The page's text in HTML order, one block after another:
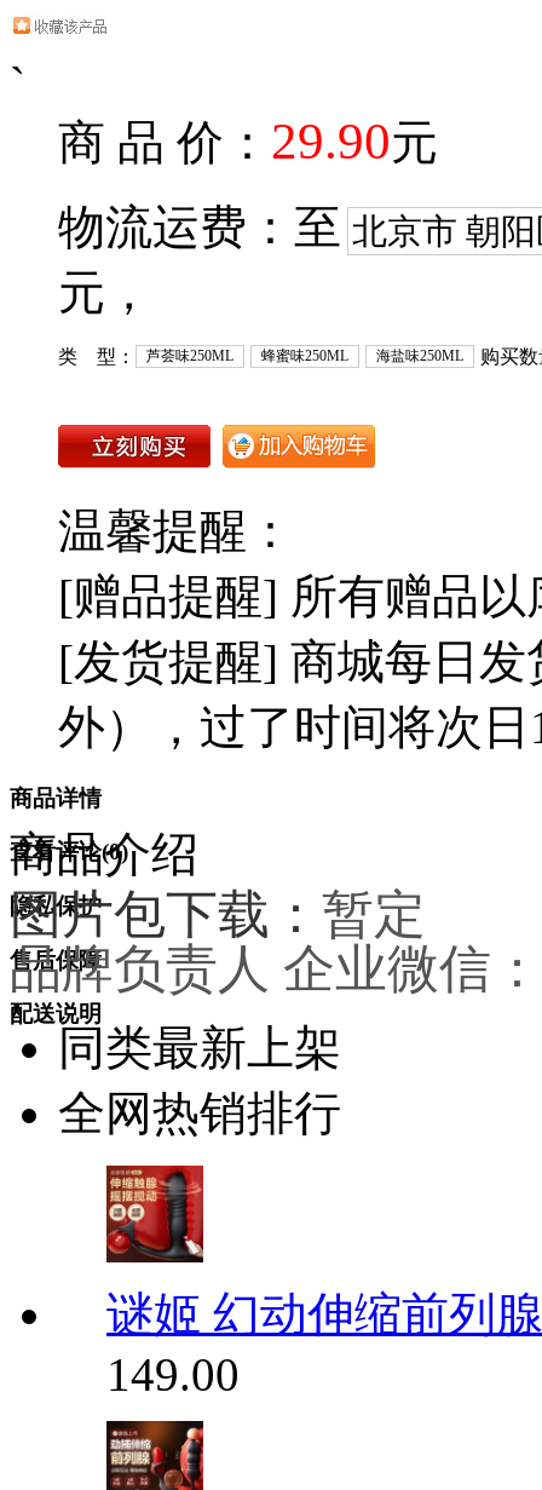
`
商 品 价： 29.90元
物流运费：至 北京市 朝
元，
类 型： 芦荟味250ML 蜂蜜味250ML 海盐味250ML 购买
温馨提醒：
[赠品提醒] 所有赠品
[发货提醒] 商城每日
外），过了时间将次
商品详情
查看评论(0)
隐私保护
售后保障
配送说明
商品介绍
图片包下载： 暂定
品牌负责人 企业微信：
同类最新上架
全网热销排行
谜姬 幻动伸缩前列
149.00